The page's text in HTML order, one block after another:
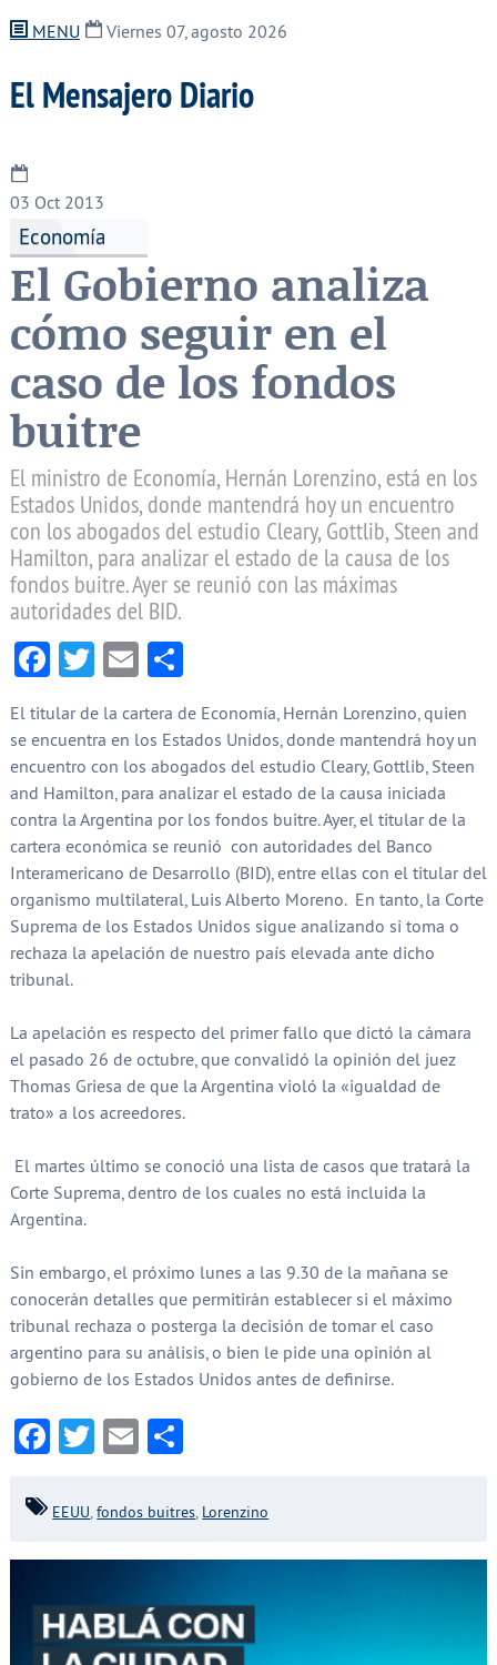
MENU Viernes 07, agosto 2026
El Mensajero Diario
03 Oct 2013
Economía
El Gobierno analiza
cómo seguir en el
caso de los fondos
buitre
El ministro de Economía, Hernán Lorenzino, está en los
Estados Unidos, donde mantendrá hoy un encuentro
con los abogados del estudio Cleary, Gottlib, Steen and
Hamilton, para analizar el estado de la causa de los
fondos buitre. Ayer se reunió con las máximas
autoridades del BID.
Facebook
Twitter
EmailCompartir
El titular de la cartera de Economía, Hernán Lorenzino, quien
se encuentra en los Estados Unidos, donde mantendrá hoy un
encuentro con los abogados del estudio Cleary, Gottlib, Steen
and Hamilton, para analizar el estado de la causa iniciada
contra la Argentina por los fondos buitre. Ayer, el titular de la
cartera económica se reunió con autoridades del Banco
Interamericano de Desarrollo (BID), entre ellas con el titular del
organismo multilateral, Luis Alberto Moreno. En tanto, la Corte
Suprema de los Estados Unidos sigue analizando si toma o
rechaza la apelación de nuestro país elevada ante dicho
tribunal.
La apelación es respecto del primer fallo que dictó la cámara
el pasado 26 de octubre, que convalidó la opinión del juez
Thomas Griesa de que la Argentina violó la «igualdad de
trato» a los acreedores.
El martes último se conoció una lista de casos que tratará la
Corte Suprema, dentro de los cuales no está incluida la
Argentina.
Sin embargo, el próximo lunes a las 9.30 de la mañana se
conocerán detalles que permitirán establecer si el máximo
tribunal rechaza o posterga la decisión de tomar el caso
argentino para su análisis, o bien le pide una opinión al
gobierno de los Estados Unidos antes de definirse.
Facebook
Twitter
EmailCompartir
EEUU,fondos buitres, Lorenzino